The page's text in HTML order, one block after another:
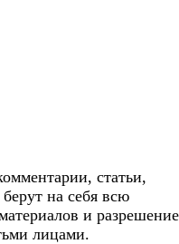
статьи,
на себя всю
и разрешение
лицами.